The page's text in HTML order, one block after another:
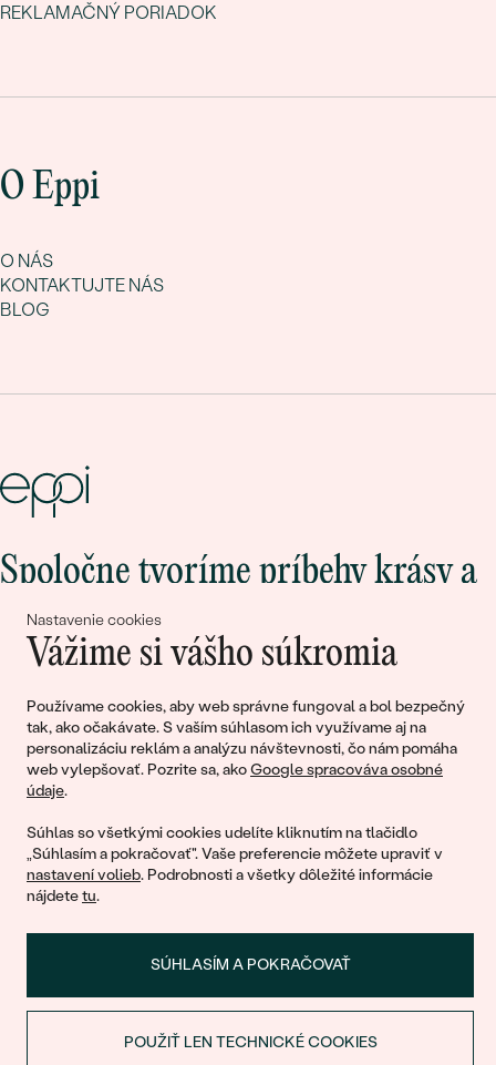
Nastavenie cookies
Vážime si vášho súkromia
Používame cookies, aby web správne fungoval a bol bezpečný
tak, ako očakávate. S vaším súhlasom ich využívame aj na
personalizáciu reklám a analýzu návštevnosti, čo nám pomáha
web vylepšovať. Pozrite sa, akoGoogle spracováva osobné
údaje.
Súhlas so všetkými cookies udelíte kliknutím na tlačidlo
„Súhlasím a pokračovať". Vaše preferencie môžete upraviť v
nastavení volieb. Podrobnosti a všetky dôležité informácie
nájdetetu.
SÚHLASÍM A POKRAČOVAŤ
POUŽIŤ LEN TECHNICKÉ COOKIES
REKLAMAČNÝ PORIADOK
O Eppi
O NÁS
KONTAKTUJTE NÁS
BLOG
Spoločne tvoríme príbehy krásy a
lásky
© 2011 - 2026, Eppi.sk